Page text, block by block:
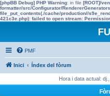
[phpBB Debug] PHP Warning: in file [ROOT]/
formatter/src/Configurator/
file_put_contents(./cache/production//
421c3e.php): failed to open stream:
PMF
Inici Índex del fòrum
Hora i data actual: